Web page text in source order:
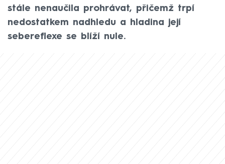
stále nenaučila prohrávat, přičemž trpí
nedostatkem nadhledu a hladina její
sebereflexe se blíží nule.